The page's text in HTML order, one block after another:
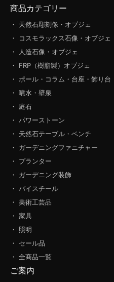
商品カテゴリー
・ 天然石彫刻像・オブジェ
・ コスモラックス石像・オブジェ
・ 人造石像・オブジェ
・ FRP（樹脂製）オブジェ
・ ポール・コラム・台座・飾り台
・ 噴水・壁泉
・ 庭石
・ パワーストーン
・ 天然石テーブル・ベンチ
・ ガーデニングファニチャー
・ プランター
・ ガーデニング装飾
・ バイスチール
・ 美術工芸品
・ 家具
・ 照明
・ セール品
・ 全商品一覧
ご案内